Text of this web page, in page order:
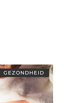
GEZONDHEID